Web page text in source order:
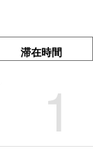
滞在時間
1